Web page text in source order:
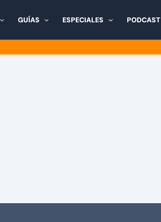
GUÍAS ESPECIALES PODCAST